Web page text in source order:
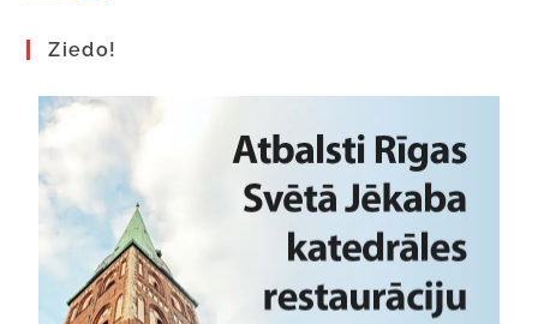
Ziedo!